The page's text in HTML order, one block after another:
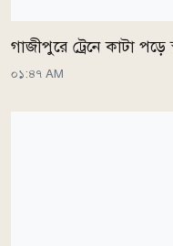
গাজীপুরে ট্রেনে কাটা পড়ে
০১:৪৭ AM